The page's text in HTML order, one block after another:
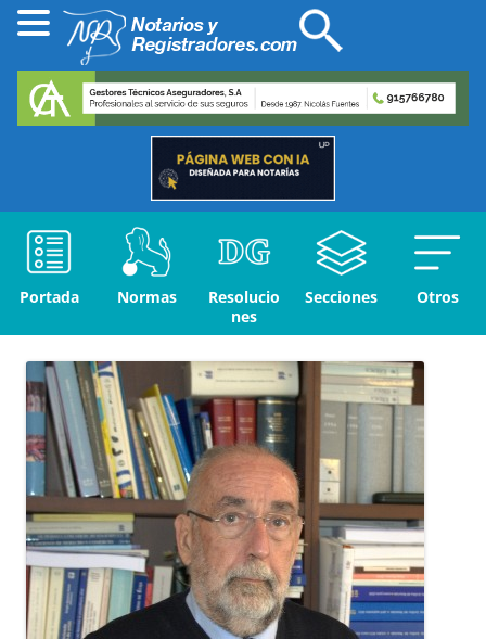
Portada Normas
Resolucio
nes
Secciones Otros